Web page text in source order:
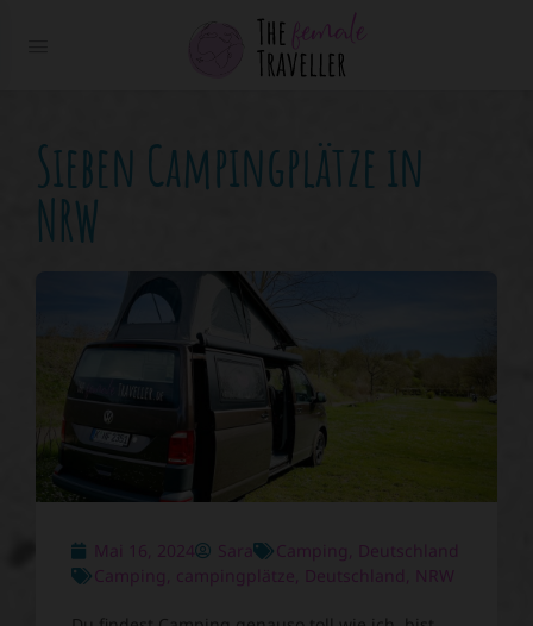
Sieben Campingplätze in
NRW
Mai 16, 2024 Sara Camping, Deutschland
Camping, campingplätze, Deutschland, NRW